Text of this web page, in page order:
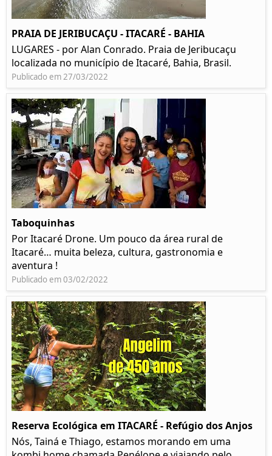
PRAIA DE JERIBUCAÇU - ITACARÉ - BAHIA
LUGARES - por Alan Conrado. Praia de Jeribucaçu
localizada no município de Itacaré, Bahia, Brasil.
Publicado em 27/03/2022
Taboquinhas
Por Itacaré Drone. Um pouco da área rural de
Itacaré… muita beleza, cultura, gastronomia e
aventura !
Publicado em 03/02/2022
Reserva Ecológica em ITACARÉ - Refúgio dos Anjos
Nós, Tainá e Thiago, estamos morando em uma